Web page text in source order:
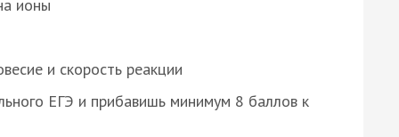
ионы
и скорость реакции
ЕГЭ и прибавишь минимум 8 баллов к